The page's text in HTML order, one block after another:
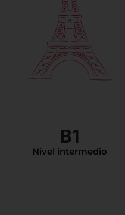
B1
Nivel intermedio
La comunicación es
espontánea. Tiene el
vocabulario suficiente para
enfrentar cualquier
situación. Se expresa de
manera construida tanto en
francés escrito como en
francés oral usando
estructuras apropiadas.
exime de cualquier test de
nivel para el ingreso a la
universidad en Francia.